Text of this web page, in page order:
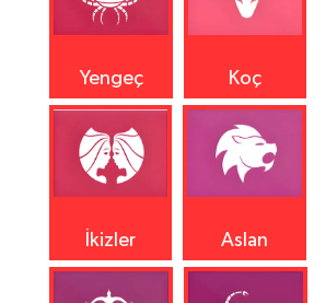
Yengeç Koç
İkizler Aslan